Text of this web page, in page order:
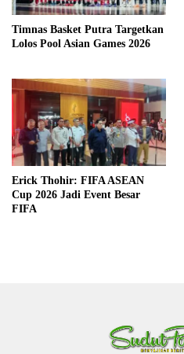
Timnas Basket Putra Targetkan
Lolos Pool Asian Games 2026
Erick Thohir: FIFA ASEAN
Cup 2026 Jadi Event Besar
FIFA